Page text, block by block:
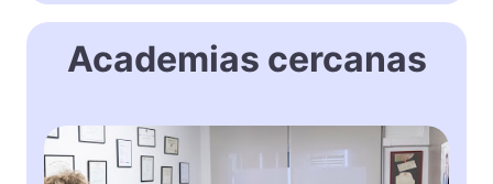
Academias cercanas
E
n